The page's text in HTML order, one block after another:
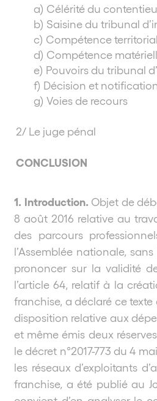
a) Célérité du
b) Saisine du tribunal
c) Compétence
d) Compétence
e) Pouvoirs du tribunal
f) Décision et
g) Voies de recours
2/ Le juge pénal
CONCLUSION
1. Introduction. Objet de
8 août 2016 relative au
des parcours
l’Assemblée nationale,
prononcer sur la validité
l’article 64, relatif à la
franchise, a déclaré ce
disposition relative aux
et même émis deux
le décret n°2017-773 du 4
les réseaux d’exploitants
franchise, a été publié au